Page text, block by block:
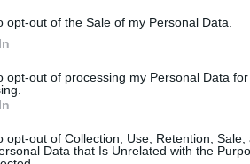
opt-out of the Sale of my Personal Data.
opt-out of processing my Personal Data for
opt-out of Collection, Use, Retention, Sale,
Data that Is Unrelated with the
hanem testi tünetekkel is járhat.
és a tartós energiahiány is.
ami egy nehezebb nap után
aki nehezen alszik el, más hajnalban